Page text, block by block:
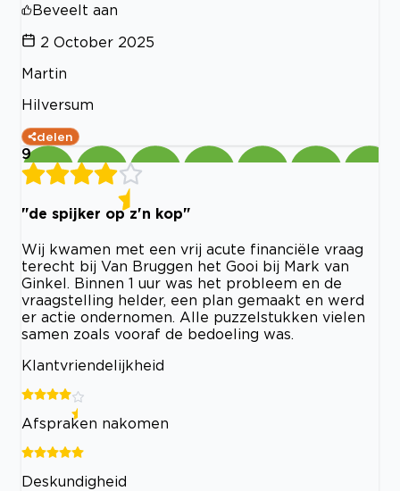
Beveelt aan
2 October 2025
Martin
Hilversum
delen
9
"de spijker op z'n kop"
Wij kwamen met een vrij acute financiële vraag
terecht bij Van Bruggen het Gooi bij Mark van
Ginkel. Binnen 1 uur was het probleem en de
vraagstelling helder, een plan gemaakt en werd
er actie ondernomen. Alle puzzelstukken vielen
samen zoals vooraf de bedoeling was.
Klantvriendelijkheid
Afspraken nakomen
Deskundigheid